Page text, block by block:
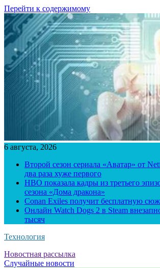
Перейти к содержимому
6 августа, 2026
Второй сезон сериала «Аватар» от
два раза хуже первого
HBO показала кадры из третьего
сезона «Дома дракона»
Conan Exiles получит бесплатную
Онлайн Watch Dogs 2 в Steam
тысяч
Технология
Новостная рассылка
Случайные новости